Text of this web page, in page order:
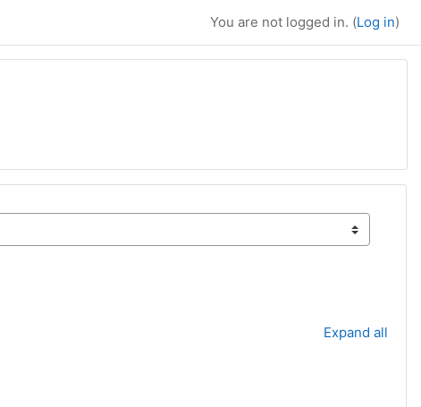
You are not logged in. (Log in)
Expand all